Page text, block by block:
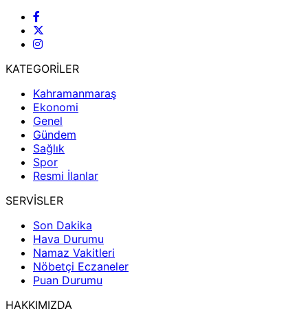
KATEGORİLER
Kahramanmaraş
Ekonomi
Genel
Gündem
Sağlık
Spor
Resmi İlanlar
SERVİSLER
Son Dakika
Hava Durumu
Namaz Vakitleri
Nöbetçi Eczaneler
Puan Durumu
HAKKIMIZDA